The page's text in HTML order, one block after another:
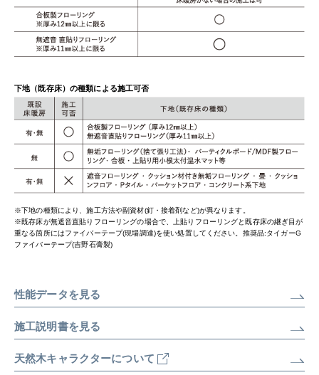
下地（既存床）の種類による施工可否
※下地の種類により、施工方法や副資材(釘・接着剤など)が異なります。
※既存床が無遮音直貼りフローリングの場合で、上貼りフローリングと既存床の継ぎ目が
重なる箇所にはファイバーテープ(現場調達)を使い処置してください。推奨品:タイガーG
ファイバーテープ(吉野石膏製)
性能データを見る
施工説明書を見る
天然木キャラクターについて